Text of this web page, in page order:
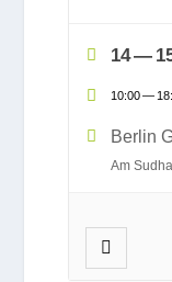
14 —
10:00—
Ber­lin
Am